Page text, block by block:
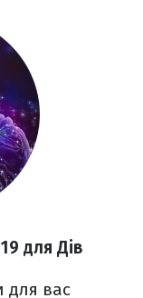
для Дів
для вас